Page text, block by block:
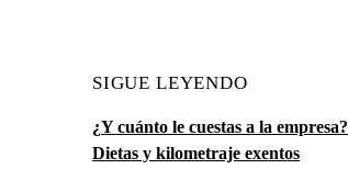
SIGUE LEYENDO
¿Y cuánto le cuestas a la empresa?
Dietas y kilometraje exentos